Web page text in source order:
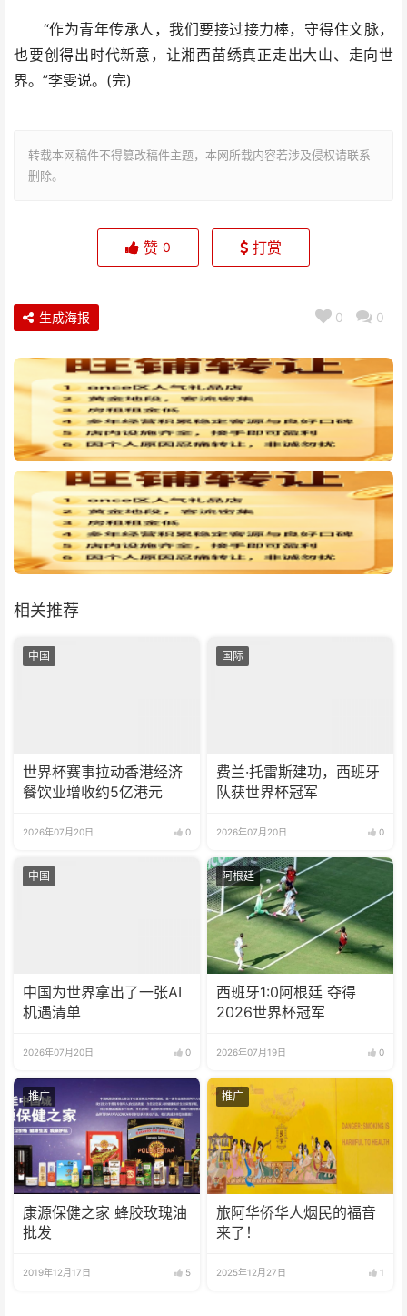
“作为青年传承人，我们要接过接力棒，守得住文脉，
也要创得出时代新意，让湘西苗绣真正走出大山、走向世
界。”李雯说。(完)
转载本网稿件不得篡改稿件主题，本网所载内容若涉及侵权请联系
删除。
赞 0 打赏
0 0
生成海报
相关推荐
中国
世界杯赛事拉动香港经济
餐饮业增收约5亿港元
2026年07月20日 0
国际
费兰·托雷斯建功，西班牙
队获世界杯冠军
2026年07月20日 0
中国
中国为世界拿出了一张AI
机遇清单
2026年07月20日 0
阿根廷
西班牙1:0阿根廷 夺得
2026世界杯冠军
2026年07月19日 0
推广
康源保健之家 蜂胶玫瑰油
批发
2019年12月17日 5
推广
旅阿华侨华人烟民的福音
来了！
2025年12月27日 1